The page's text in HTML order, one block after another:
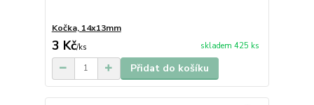
Kočka, 14x13mm
3 Kč/ks skladem 425 ks
Přidat do košíku